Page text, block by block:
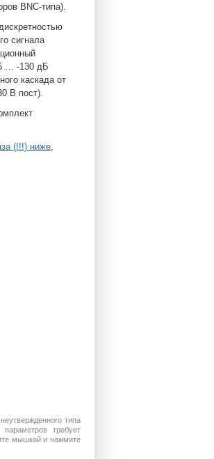
BNC-типа).
сигнала
… -130 дБ
каскада от
В пост).
(!!!) ниже
типа
требует
мышкой и нажмите